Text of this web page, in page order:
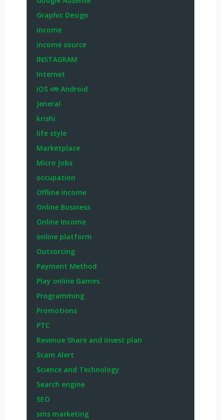
Graphic Design
income
income source
INSTAGRAM
Internet
iOS এবং Android
Jeneral
krishi
life style
Marketplace
Micro Jobs
occupation
Offline income
Online Business
Online Income
online platform
Outsorcing
Payment Method
Play online Games
Programming
Promotions
PTC
Revenue Share and invest plan
Scam Alert
Science and Technology
Search engine
SEO
sms marketing